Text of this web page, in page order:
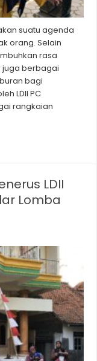
suatu agenda
orang. Selain
rasa
juga berbagai
bagi
LDII PC
rangkaian
LDII
Lomba